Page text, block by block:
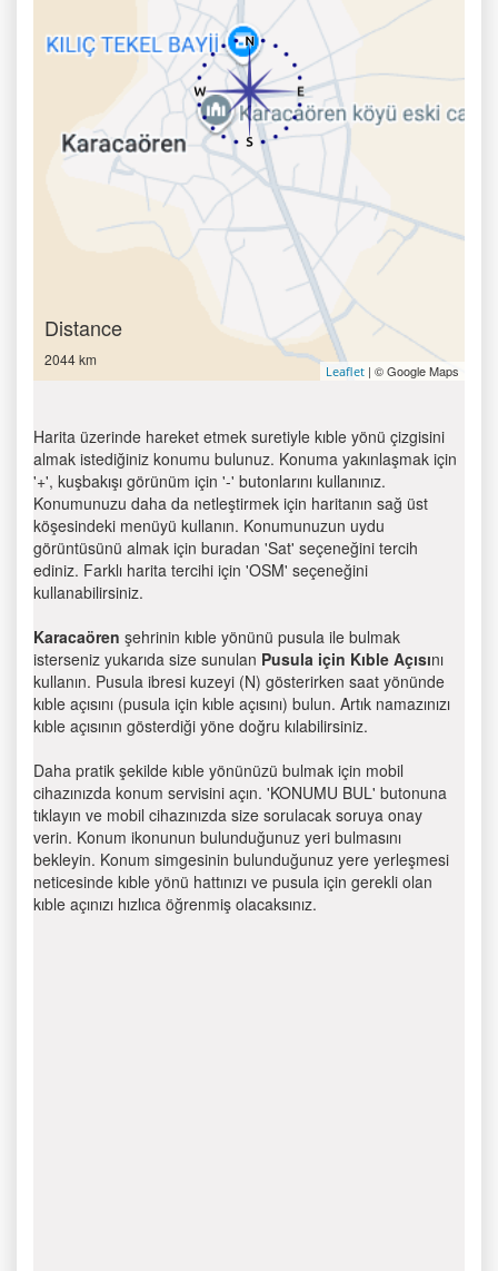
Distance
2044 km
Leaflet | © Google Maps
Harita üzerinde hareket etmek suretiyle kıble yönü çizgisini
almak istediğiniz konumu bulunuz. Konuma yakınlaşmak için
'+', kuşbakışı görünüm için '-' butonlarını kullanınız.
Konumunuzu daha da netleştirmek için haritanın sağ üst
köşesindeki menüyü kullanın. Konumunuzun uydu
görüntüsünü almak için buradan 'Sat' seçeneğini tercih
ediniz. Farklı harita tercihi için 'OSM' seçeneğini
kullanabilirsiniz.
Karacaören şehrinin kıble yönünü pusula ile bulmak
isterseniz yukarıda size sunulan Pusula için Kıble Açısını
kullanın. Pusula ibresi kuzeyi (N) gösterirken saat yönünde
kıble açısını (pusula için kıble açısını) bulun. Artık namazınızı
kıble açısının gösterdiği yöne doğru kılabilirsiniz.
Daha pratik şekilde kıble yönünüzü bulmak için mobil
cihazınızda konum servisini açın. 'KONUMU BUL' butonuna
tıklayın ve mobil cihazınızda size sorulacak soruya onay
verin. Konum ikonunun bulunduğunuz yeri bulmasını
bekleyin. Konum simgesinin bulunduğunuz yere yerleşmesi
neticesinde kıble yönü hattınızı ve pusula için gerekli olan
kıble açınızı hızlıca öğrenmiş olacaksınız.